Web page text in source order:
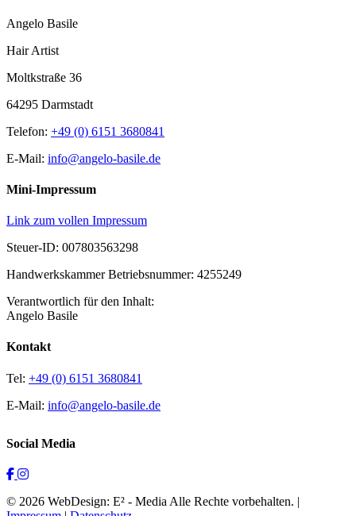
Angelo Basile
Hair Artist
Moltkstraße 36
64295 Darmstadt
Telefon: +49 (0) 6151 3680841
E-Mail: info@angelo-basile.de
Mini-Impressum
Link zum vollen Impressum
Steuer-ID: 007803563298
Handwerkskammer Betriebsnummer: 4255249
Verantwortlich für den Inhalt:
Angelo Basile
Kontakt
Tel: +49 (0) 6151 3680841
E-Mail: info@angelo-basile.de
Social Media
© 2026 WebDesign: E² - Media Alle Rechte vorbehalten. |